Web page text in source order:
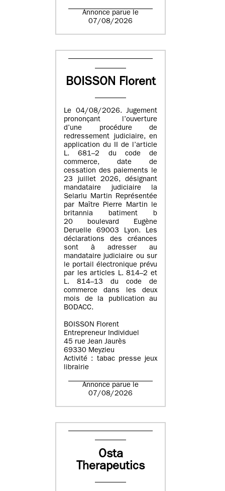
Annonce parue le
07/08/2026
BOISSON Florent
Le 04/08/2026. Jugement
prononçant l’ouverture
d’une procédure de
redressement judiciaire, en
application du II de l’article
L. 681–2 du code de
commerce, date de
cessation des paiements le
23 juillet 2026, désignant
mandataire judiciaire la
Selarlu Martin Représentée
par Maître Pierre Martin le
britannia batiment b
20 boulevard Eugène
Deruelle 69003 Lyon. Les
déclarations des créances
sont à adresser au
mandataire judiciaire ou sur
le portail électronique prévu
par les articles L. 814–2 et
L. 814–13 du code de
commerce dans les deux
mois de la publication au
BODACC.
BOISSON Florent
Entrepreneur Individuel
45 rue Jean Jaurès
69330 Meyzieu
Activité : tabac presse jeux
librairie
Annonce parue le
07/08/2026
Osta
Therapeutics